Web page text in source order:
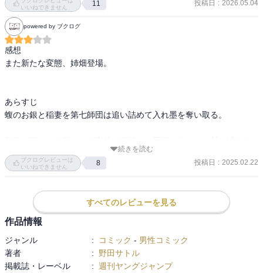
る白石や杉本、アシリパ。
北海道の歴史と文化を知る。
いいねできません
11 投稿日 : 2026.05.04
powered by ブクログ
感想
また新たな変態、姉畑登場。
あらすじ
蝮のお銀と稲妻を第七師団は追い詰めて入れ墨を奪い取る。
が、杉元たちが姉畑を追う。
続きを読む
ブクログレビューは
いいねできません
8 投稿日 : 2025.02.22
すべてのレビューを見る
作品情報
ジャンル : コミック - 男性コミック
著者
:
野田サトル
掲載誌・レーベル
: 週刊ヤングジャンプ